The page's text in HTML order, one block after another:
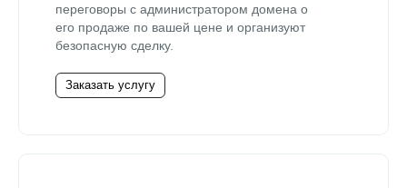
переговоры с администратором домена о
его продаже по вашей цене и организуют
безопасную сделку.
Заказать услугу